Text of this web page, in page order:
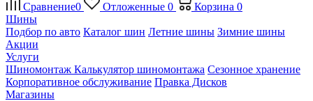
Сравнение0 Отложенные 0 Корзина 0
Шины
Подбор по авто Каталог шин Летние шины Зимние шины
Акции
Услуги
Шиномонтаж Калькулятор шиномонтажа Сезонное хранение
Корпоративное обслуживание Правка Дисков
Магазины